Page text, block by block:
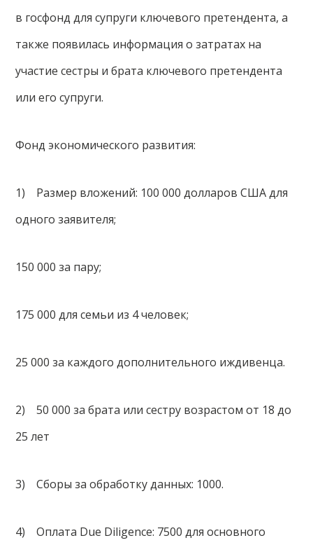
в госфонд для супруги ключевого претендента, а
также появилась информация о затратах на
участие сестры и брата ключевого претендента
или его супруги.
Фонд экономического развития:
1) Размер вложений: 100 000 долларов США для
одного заявителя;
150 000 за пару;
175 000 для семьи из 4 человек;
25 000 за каждого дополнительного иждивенца.
2) 50 000 за брата или сестру возрастом от 18 до
25 лет
3) Сборы за обработку данных: 1000.
4) Оплата Due Diligence: 7500 для основного